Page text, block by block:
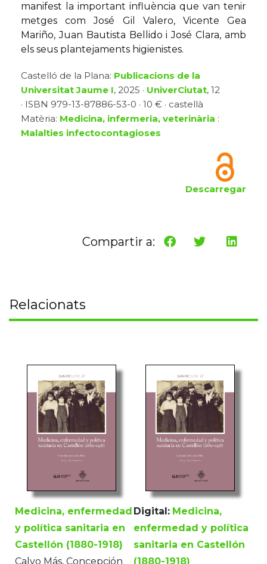
manifest la important influència que van tenir
metges com José Gil Valero, Vicente Gea
Mariño, Juan Bautista Bellido i José Clara, amb
els seus plantejaments higienistes.
Castelló de la Plana: Publicacions de la
Universitat Jaume I, 2025 · UniverCiutat, 12
· ISBN 979-13-87886-53-0 · 10 € · castellà
Matèria: Medicina, infermeria, veterinària :
Malalties infectocontagioses
Descarregar
Compartir a:
Relacionats
Medicina, enfermedad
y política sanitaria en
Castellón (1880-1918)
Calvo Más, Concepción
Digital: Medicina,
enfermedad y política
sanitaria en Castellón
(1880-1918)